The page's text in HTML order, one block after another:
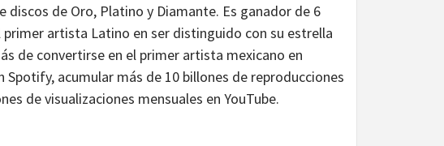
de Oro, Platino y Diamante. Es ganador de 6
artista Latino en ser distinguido con su estrella
de convertirse en el primer artista mexicano en
acumular más de 10 billones de reproducciones
de visualizaciones mensuales en YouTube.